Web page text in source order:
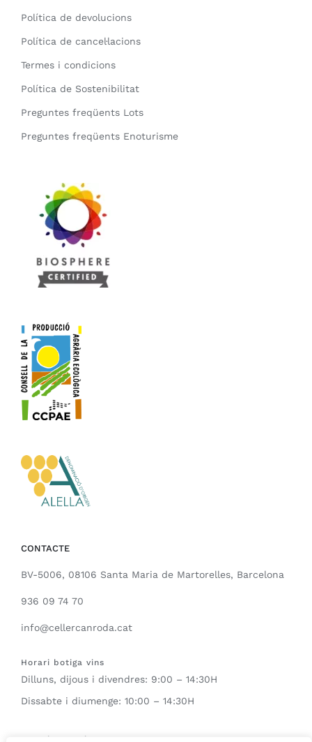
Política de devolucions
Política de cancel·lacions
Termes i condicions
Política de Sostenibilitat
Preguntes freqüents Lots
Preguntes freqüents Enoturisme
CONTACTE
BV-5006, 08106 Santa Maria de Martorelles, Barcelona
936 09 74 70
info@cellercanroda.cat
Horari botiga vins
Dilluns, dijous i divendres: 9:00 – 14:30H
Dissabte i diumenge: 10:00 – 14:30H
Horari enoturisme